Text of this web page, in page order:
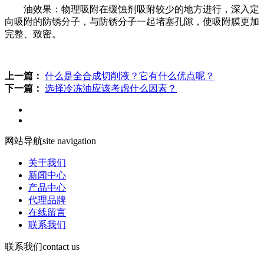
油效果：物理吸附在缓蚀剂吸附较少的地方进行，深入定
向吸附的防锈分子，与防锈分子一起堵塞孔隙，使吸附膜更加
完整、致密。
上一篇： 什么是全合成切削液？它有什么优点呢？
下一篇： 选择冷冻油应该考虑什么因素？
网站导航site navigation
关于我们
新闻中心
产品中心
代理品牌
在线留言
联系我们
联系我们contact us